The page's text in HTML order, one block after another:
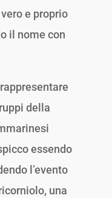
e proprio
il nome con
della
essendo
l’evento
una